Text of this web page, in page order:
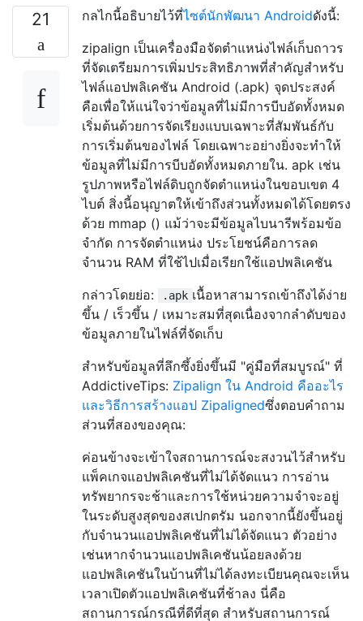
21 กลไกนี้อธิบายไว้ที่ไซต์นักพัฒนา Androidดังนี้:
zipalign เป็นเครื่องมือจัดตำแหน่งไฟล์เก็บถาวร
ที่จัดเตรียมการเพิ่มประสิทธิภาพที่สำคัญสำหรับ
ไฟล์แอปพลิเคชัน Android (.apk) จุดประสงค์
คือเพื่อให้แน่ใจว่าข้อมูลที่ไม่มีการบีบอัดทั้งหมด
เริ่มต้นด้วยการจัดเรียงแบบเฉพาะที่สัมพันธ์กับ
การเริ่มต้นของไฟล์ โดยเฉพาะอย่างยิ่งจะทำให้
ข้อมูลที่ไม่มีการบีบอัดทั้งหมดภายใน. apk เช่น
รูปภาพหรือไฟล์ดิบถูกจัดตำแหน่งในขอบเขต 4
ไบต์ สิ่งนี้อนุญาตให้เข้าถึงส่วนทั้งหมดได้โดยตรง
ด้วย mmap () แม้ว่าจะมีข้อมูลไบนารีพร้อมข้อ
จำกัด การจัดตำแหน่ง ประโยชน์คือการลด
จำนวน RAM ที่ใช้ไปเมื่อเรียกใช้แอปพลิเคชัน
กล่าวโดยย่อ:
.apk เนื้อหาสามารถเข้าถึงได้ง่าย
ขึ้น / เร็วขึ้น / เหมาะสมที่สุดเนื่องจากลำดับของ
ข้อมูลภายในไฟล์ที่จัดเก็บ
สำหรับข้อมูลที่ลึกซึ้งยิ่งขึ้นมี "คู่มือที่สมบูรณ์" ที่
AddictiveTips: Zipalign ใน Android คืออะไร
และวิธีการสร้างแอป Zipalignedซึ่งตอบคำถาม
ส่วนที่สองของคุณ:
ค่อนข้างจะเข้าใจสถานการณ์จะสงวนไว้สำหรับ
แพ็คเกจแอปพลิเคชันที่ไม่ได้จัดแนว การอ่าน
ทรัพยากรจะช้าและการใช้หน่วยความจำจะอยู่
ในระดับสูงสุดของสเปกตรัม นอกจากนี้ยังขึ้นอยู่
กับจำนวนแอปพลิเคชันที่ไม่ได้จัดแนว ตัวอย่าง
เช่นหากจำนวนแอปพลิเคชันน้อยลงด้วย
แอปพลิเคชันในบ้านที่ไม่ได้ลงทะเบียนคุณจะเห็น
เวลาเปิดตัวแอปพลิเคชันที่ช้าลง นี่คือ
สถานการณ์กรณีที่ดีที่สุด สำหรับสถานการณ์